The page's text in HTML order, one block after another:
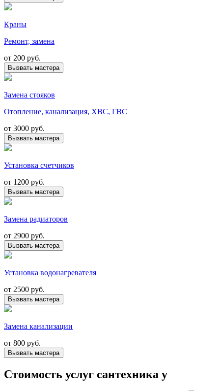
Краны
Ремонт, замена
от 200 руб.
Вызвать мастера
Замена стояков
Отопление, канализация, ХВС, ГВС
от 3000 руб.
Вызвать мастера
Установка счетчиков
от 1200 руб.
Вызвать мастера
Замена радиаторов
от 2900 руб.
Вызвать мастера
Установка водонагревателя
от 2500 руб.
Вызвать мастера
Замена канализации
от 800 руб.
Вызвать мастера
Стоимость услуг сантехника у